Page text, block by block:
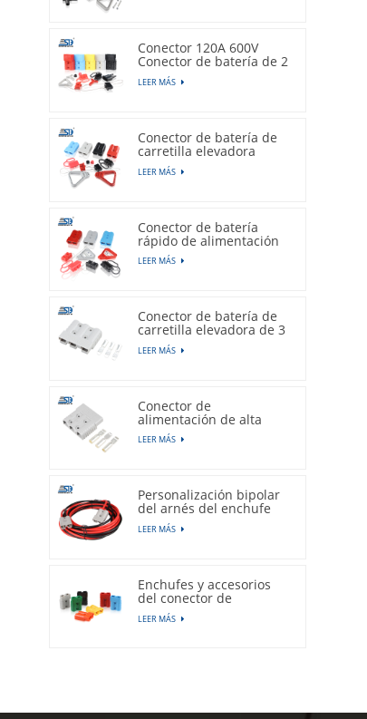
Conector 120A 600V
Conector de batería de 2
pines
LEER MÁS
Conector de batería de
carretilla elevadora
175A 600V
LEER MÁS
Conector de batería
rápido de alimentación
350A 600V
LEER MÁS
Conector de batería de
carretilla elevadora de 3
polos, 50A, 600V,
enchufe gris
LEER MÁS
Conector de
alimentación de alta
corriente de la carretilla
elevadora eléctrica
LEER MÁS
Personalización bipolar
del arnés del enchufe
del conector de la
batería del vehículo
LEER MÁS
Enchufes y accesorios
del conector de
alimentación de batería
de litio
LEER MÁS